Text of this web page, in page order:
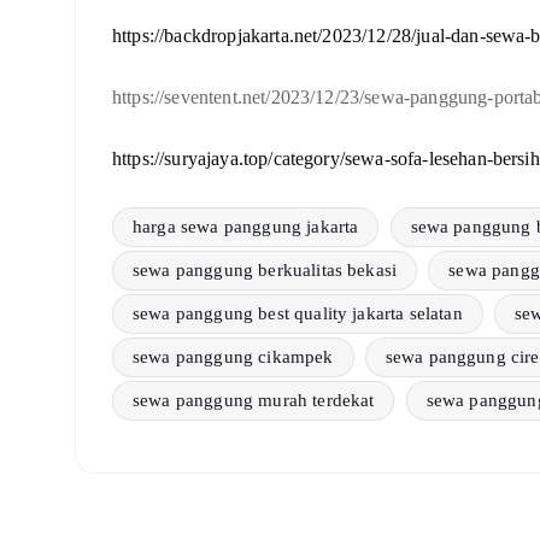
https://backdropjakarta.net/2023/12/28/jual-dan-
https://seventent.net/2023/12/23/sewa-panggung-
https://suryajaya.top/category/sewa-sofa-lesehan-
harga sewa panggung jakarta sewa panggung
sewa panggung berkualitas bekasi sewa
sewa panggung best quality jakarta selatan
sewa panggung cikampek sewa panggung
sewa panggung murah terdekat sewa